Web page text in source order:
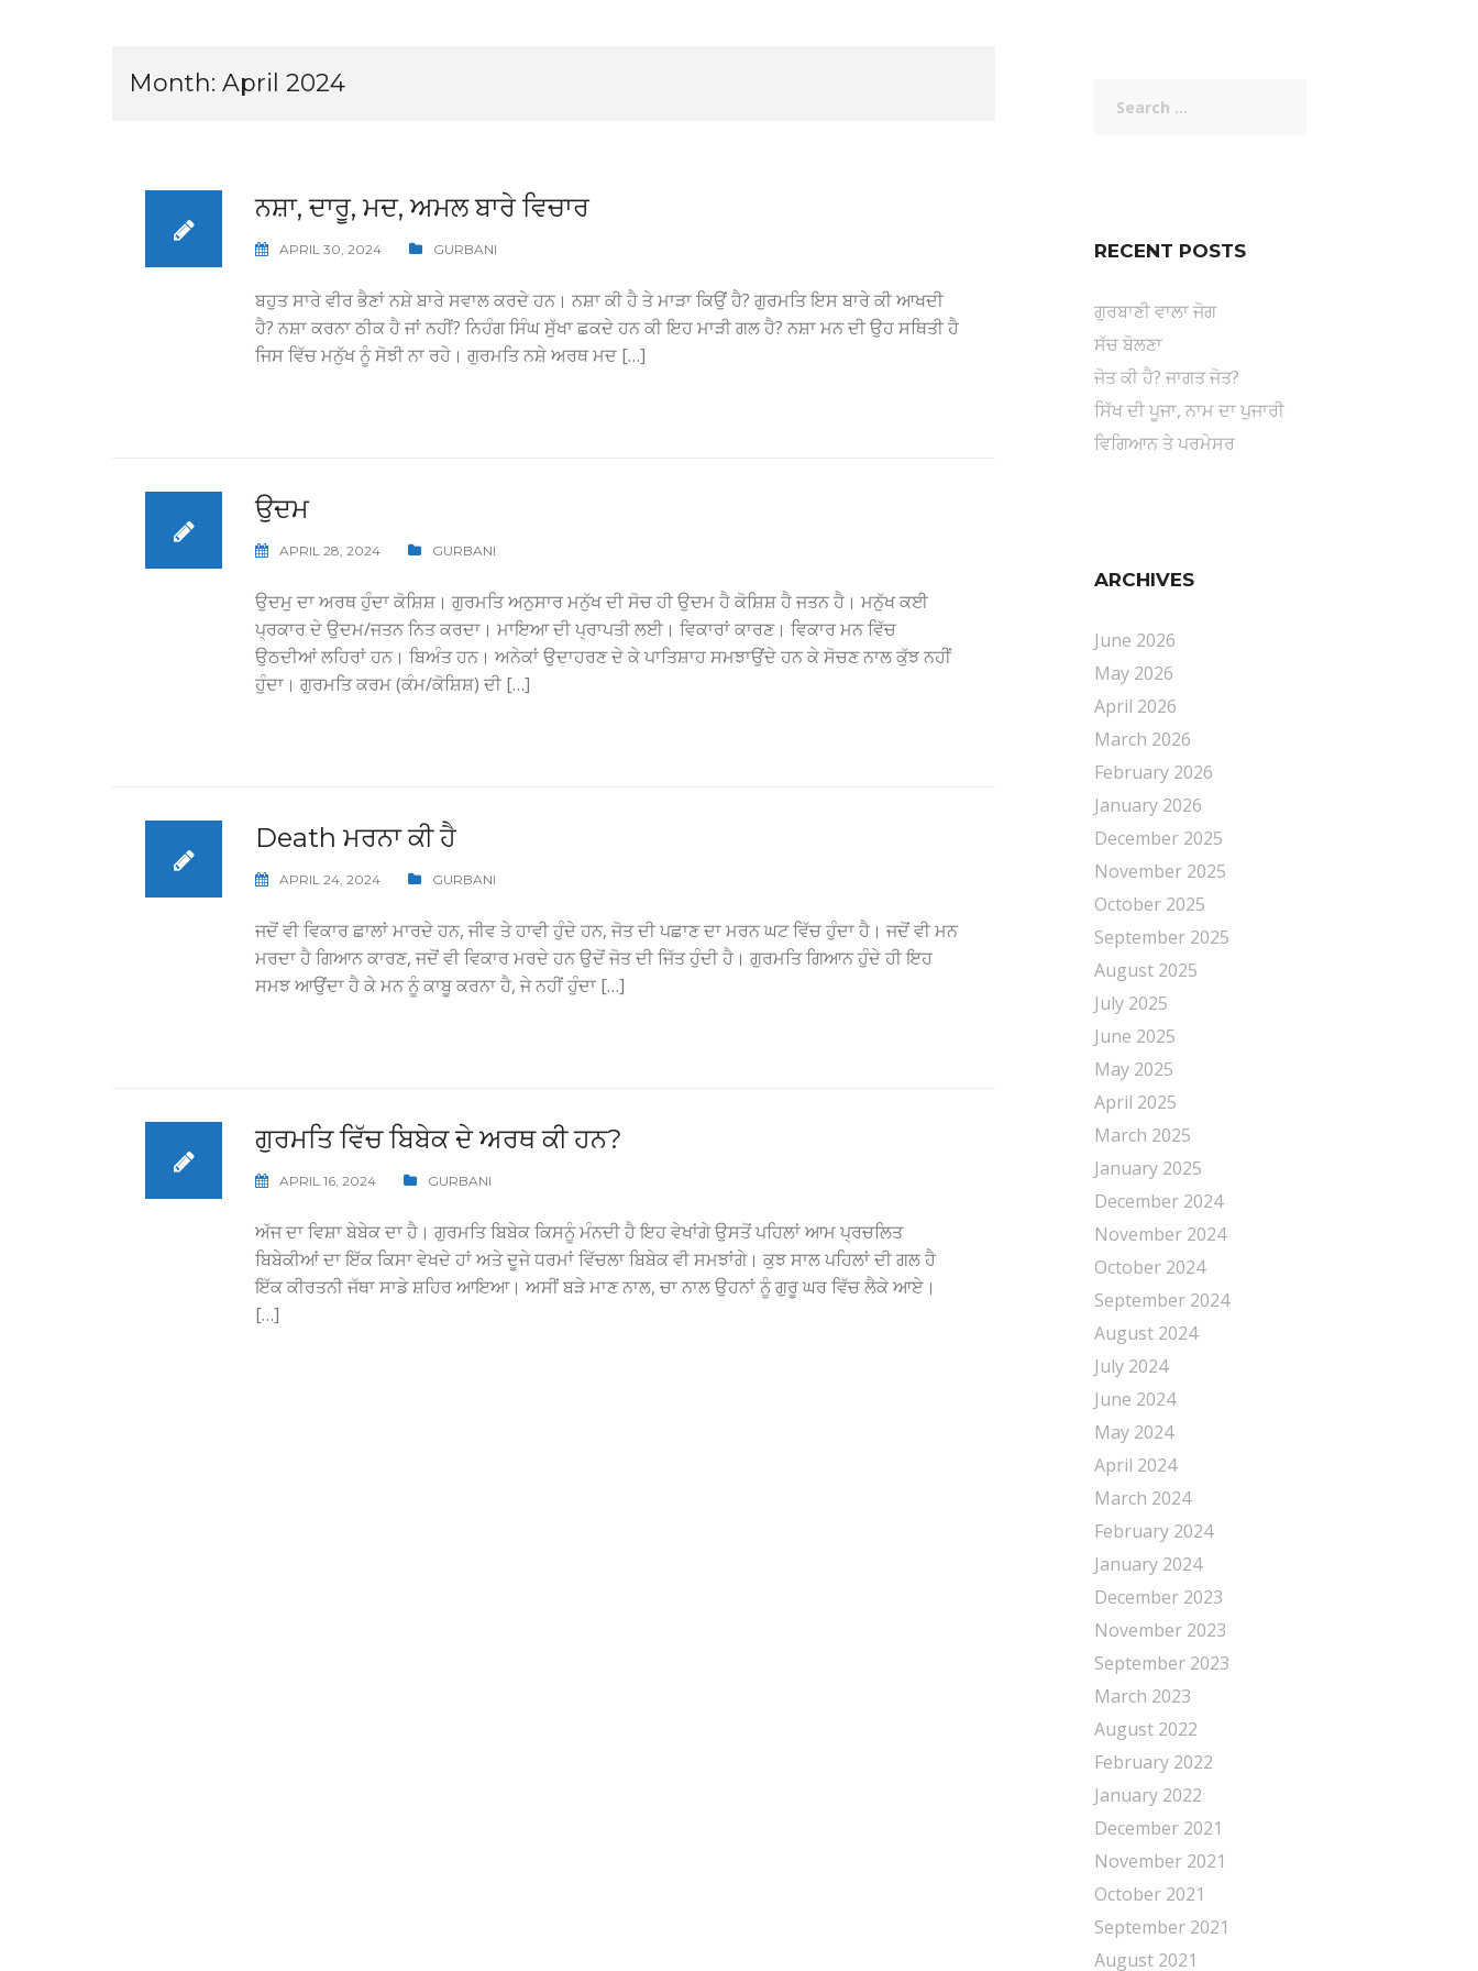
Month: April 2024
ਨਸ਼ਾ, ਦਾਰੂ, ਮਦ, ਅਮਲ ਬਾਰੇ ਵਿਚਾਰ
APRIL 30, 2024 GURBANI
ਬਹੁਤ ਸਾਰੇ ਵੀਰ ਭੈਣਾਂ ਨਸ਼ੇ ਬਾਰੇ ਸਵਾਲ ਕਰਦੇ ਹਨ। ਨਸ਼ਾ ਕੀ ਹੈ ਤੇ ਮਾੜਾ ਕਿਉਂ ਹੈ? ਗੁਰਮਤਿ ਇਸ ਬਾਰੇ ਕੀ ਆਖਦੀ
ਹੈ? ਨਸ਼ਾ ਕਰਨਾ ਠੀਕ ਹੈ ਜਾਂ ਨਹੀਂ? ਨਿਹੰਗ ਸਿੰਘ ਸੁੱਖਾ ਛਕਦੇ ਹਨ ਕੀ ਇਹ ਮਾੜੀ ਗਲ ਹੈ? ਨਸ਼ਾ ਮਨ ਦੀ ਉਹ ਸਥਿਤੀ ਹੈ
ਜਿਸ ਵਿੱਚ ਮਨੁੱਖ ਨੂੰ ਸੋਝੀ ਨਾ ਰਹੇ। ਗੁਰਮਤਿ ਨਸ਼ੇ ਅਰਥ ਮਦ […]
ਉਦਮ
APRIL 28, 2024 GURBANI
ਉਦਮੁ ਦਾ ਅਰਥ ਹੁੰਦਾ ਕੋਸ਼ਿਸ਼। ਗੁਰਮਤਿ ਅਨੁਸਾਰ ਮਨੁੱਖ ਦੀ ਸੋਚ ਹੀ ਉਦਮ ਹੈ ਕੋਸ਼ਿਸ਼ ਹੈ ਜਤਨ ਹੈ। ਮਨੁੱਖ ਕਈ
ਪ੍ਰਕਾਰ ਦੇ ਉਦਮ/ਜਤਨ ਨਿਤ ਕਰਦਾ। ਮਾਇਆ ਦੀ ਪ੍ਰਾਪਤੀ ਲਈ। ਵਿਕਾਰਾਂ ਕਾਰਣ। ਵਿਕਾਰ ਮਨ ਵਿੱਚ
ਉਠਦੀਆਂ ਲਹਿਰਾਂ ਹਨ। ਬਿਅੰਤ ਹਨ। ਅਨੇਕਾਂ ਉਦਾਹਰਣ ਦੇ ਕੇ ਪਾਤਿਸ਼ਾਹ ਸਮਝਾਉਂਦੇ ਹਨ ਕੇ ਸੋਚਣ ਨਾਲ ਕੁੱਝ ਨਹੀਂ
ਹੁੰਦਾ। ਗੁਰਮਤਿ ਕਰਮ (ਕੰਮ/ਕੋਸ਼ਿਸ਼) ਦੀ […]
Death ਮਰਨਾ ਕੀ ਹੈ
APRIL 24, 2024 GURBANI
ਜਦੋਂ ਵੀ ਵਿਕਾਰ ਛਾਲਾਂ ਮਾਰਦੇ ਹਨ, ਜੀਵ ਤੇ ਹਾਵੀ ਹੁੰਦੇ ਹਨ, ਜੋਤ ਦੀ ਪਛਾਣ ਦਾ ਮਰਨ ਘਟ ਵਿੱਚ ਹੁੰਦਾ ਹੈ। ਜਦੋਂ ਵੀ ਮਨ
ਮਰਦਾ ਹੈ ਗਿਆਨ ਕਾਰਣ, ਜਦੋਂ ਵੀ ਵਿਕਾਰ ਮਰਦੇ ਹਨ ਉਦੋਂ ਜੋਤ ਦੀ ਜਿੱਤ ਹੁੰਦੀ ਹੈ। ਗੁਰਮਤਿ ਗਿਆਨ ਹੁੰਦੇ ਹੀ ਇਹ
ਸਮਝ ਆਉਂਦਾ ਹੈ ਕੇ ਮਨ ਨੂੰ ਕਾਬੂ ਕਰਨਾ ਹੈ, ਜੇ ਨਹੀਂ ਹੁੰਦਾ […]
ਗੁਰਮਤਿ ਵਿੱਚ ਬਿਬੇਕ ਦੇ ਅਰਥ ਕੀ ਹਨ?
APRIL 16, 2024 GURBANI
ਅੱਜ ਦਾ ਵਿਸ਼ਾ ਬੇਬੇਕ ਦਾ ਹੈ। ਗੁਰਮਤਿ ਬਿਬੇਕ ਕਿਸਨੂੰ ਮੰਨਦੀ ਹੈ ਇਹ ਵੇਖਾਂਗੇ ਉਸਤੋਂ ਪਹਿਲਾਂ ਆਮ ਪ੍ਰਚਲਿਤ
ਬਿਬੇਕੀਆਂ ਦਾ ਇੱਕ ਕਿਸਾ ਵੇਖਦੇ ਹਾਂ ਅਤੇ ਦੂਜੇ ਧਰਮਾਂ ਵਿੱਚਲਾ ਬਿਬੇਕ ਵੀ ਸਮਝਾਂਗੇ। ਕੁਝ ਸਾਲ ਪਹਿਲਾਂ ਦੀ ਗਲ ਹੈ
ਇੱਕ ਕੀਰਤਨੀ ਜੱਥਾ ਸਾਡੇ ਸ਼ਹਿਰ ਆਇਆ। ਅਸੀਂ ਬੜੇ ਮਾਣ ਨਾਲ, ਚਾ ਨਾਲ ਉਹਨਾਂ ਨੂੰ ਗੁਰੂ ਘਰ ਵਿੱਚ ਲੈਕੇ ਆਏ।
[…]
for:
RECENT POSTS
ਗੁਰਬਾਣੀ ਵਾਲਾ ਜੋਗ
ਸੱਚ ਬੋਲਣਾ
ਜੋਤ ਕੀ ਹੈ? ਜਾਗਤ ਜੋਤ?
ਸਿੱਖ ਦੀ ਪੂਜਾ, ਨਾਮ ਦਾ ਪੁਜਾਰੀ
ਵਿਗਿਆਨ ਤੇ ਪਰਮੇਸਰ
ARCHIVES
June 2026
May 2026
April 2026
March 2026
February 2026
January 2026
December 2025
November 2025
October 2025
September 2025
August 2025
July 2025
June 2025
May 2025
April 2025
March 2025
January 2025
December 2024
November 2024
October 2024
September 2024
August 2024
July 2024
June 2024
May 2024
April 2024
March 2024
February 2024
January 2024
December 2023
November 2023
September 2023
March 2023
August 2022
February 2022
January 2022
December 2021
November 2021
October 2021
September 2021
August 2021